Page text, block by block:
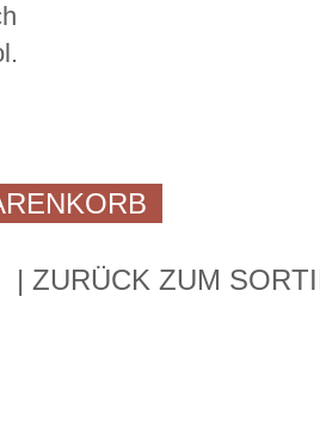
ZURÜCK ZUM